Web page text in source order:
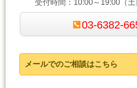
受付時間：10:00～19:00（土
03-6382-
メールでのご相談はこちら